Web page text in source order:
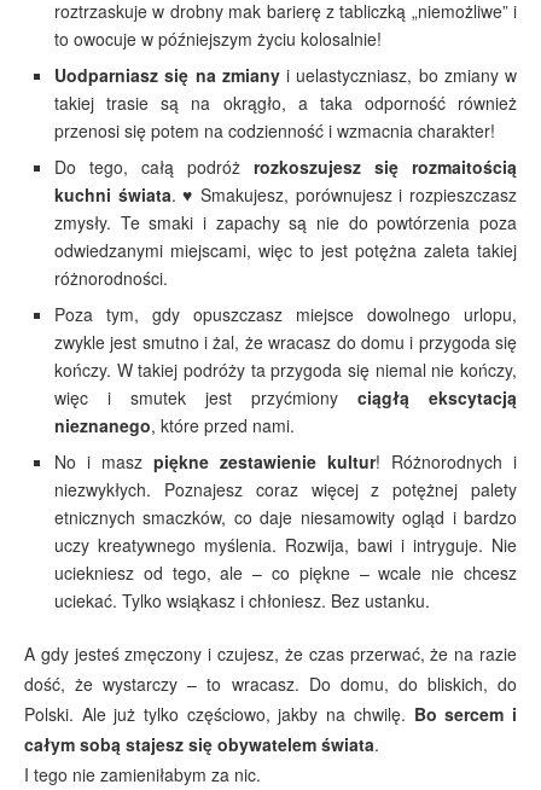
roztrzaskuje w drobny mak barierę z tabliczką „niemożliwe” i
to owocuje w późniejszym życiu kolosalnie!
Uodparniasz się na zmianyi uelastyczniasz, bo zmiany w
takiej trasie są na okrągło, a taka odporność również
przenosi się potem na codzienność i wzmacnia charakter!
Do tego, całą podróż rozkoszujesz się rozmaitością
kuchni świata. ♥ Smakujesz, porównujesz i rozpieszczasz
zmysły. Te smaki i zapachy są nie do powtórzenia poza
odwiedzanymi miejscami, więc to jest potężna zaleta takiej
różnorodności.
Poza tym, gdy opuszczasz miejsce dowolnego urlopu,
zwykle jest smutno i żal, że wracasz do domu i przygoda się
kończy. W takiej podróży ta przygoda się niemal nie kończy,
więc i smutek jest przyćmiony ciągłą ekscytacją
nieznanego, które przed nami.
No i masz piękne zestawienie kultur! Różnorodnych i
niezwykłych. Poznajesz coraz więcej z potężnej palety
etnicznych smaczków, co daje niesamowity ogląd i bardzo
uczy kreatywnego myślenia. Rozwija, bawi i intryguje. Nie
uciekniesz od tego, ale – co piękne – wcale nie chcesz
uciekać. Tylko wsiąkasz i chłoniesz. Bez ustanku.
A gdy jesteś zmęczony i czujesz, że czas przerwać, że na razie
dość, że wystarczy – to wracasz. Do domu, do bliskich, do
Polski. Ale już tylko częściowo, jakby na chwilę. Bo sercem i
całym sobą stajesz się obywatelem świata.
I tego nie zamieniłabym za nic.